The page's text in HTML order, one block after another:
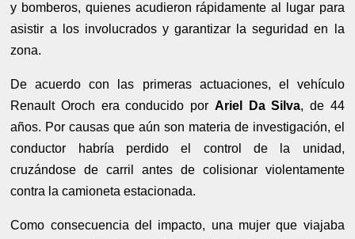
y bomberos, quienes acudieron rápidamente al lugar para
asistir a los involucrados y garantizar la seguridad en la
zona.
De acuerdo con las primeras actuaciones, el vehículo
Renault Oroch era conducido por Ariel Da Silva, de 44
años. Por causas que aún son materia de investigación, el
conductor habría perdido el control de la unidad,
cruzándose de carril antes de colisionar violentamente
contra la camioneta estacionada.
Como consecuencia del impacto, una mujer que viajaba